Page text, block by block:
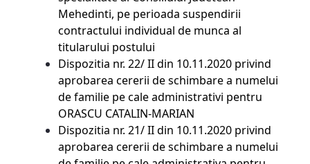
Mehedinti, pe perioada suspendirii
contractului individual de munca al
titularului postului
Dispozitia nr. 22/ II din 10.11.2020 privind
aprobarea cererii de schimbare a numelui
de familie pe cale administrativi pentru
ORASCU CATALIN-MARIAN
Dispozitia nr. 21/ II din 10.11.2020 privind
aprobarea cererii de schimbare a numelui